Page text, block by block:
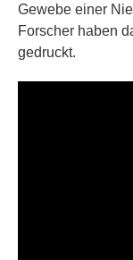
Gewebe einer
Forscher haben
gedruckt.